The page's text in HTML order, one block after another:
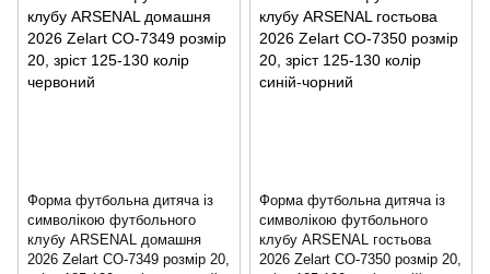
Форма футбольна дитяча із
символікою футбольного
клубу ARSENAL домашня
2026 Zelart CO-7349 розмір 20,
Форма футбольна дитяча із
символікою футбольного
клубу ARSENAL гостьова
2026 Zelart CO-7350 розмір 20,